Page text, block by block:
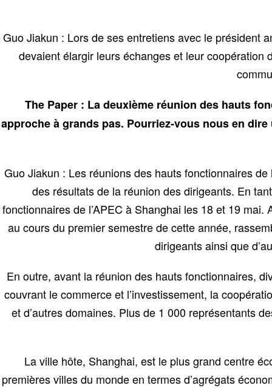
Guo Jiakun : Lors de ses entretiens avec le président
devaient élargir leurs échanges et leur coopération
The Paper : La deuxième réunion des hauts
approche à grands pas. Pourriez-vous nous en
Guo Jiakun : Les réunions des hauts fonctionnaires
des résultats de la réunion des dirigeants. En
fonctionnaires de l’APEC à Shanghai les 18 et 19
au cours du premier semestre de cette année,
dirigeants ainsi que
En outre, avant la réunion des hauts fonctionnaires,
couvrant le commerce et l’investissement, la
et d’autres domaines. Plus de 1 000 représentants
La ville hôte, Shanghai, est le plus grand centre
premières villes du monde en termes d’agrégats